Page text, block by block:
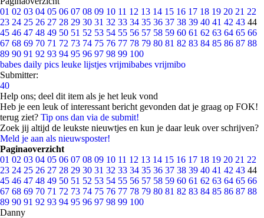
01 02 03 04 05 06 07 08 09 10 11 12 13 14 15 16 17 18 19 20 21 22
23 24 25 26 27 28 29 30 31 32 33 34 35 36 37 38 39 40 41 42 43 44
45 46 47 48 49 50 51 52 53 54 55 56 57 58 59 60 61 62 63 64 65 66
67 68 69 70 71 72 73 74 75 76 77 78 79 80 81 82 83 84 85 86 87 88
89 90 91 92 93 94 95 96 97 98 99 100
babes daily pics leuke lijstjes vrijmibabes vrijmibo
Submitter:
40
Help ons; deel dit item als je het leuk vond
Heb je een leuk of interessant bericht gevonden dat je graag op FOK!
terug ziet? Tip ons dan via de submit!
Zoek jij altijd de leukste nieuwtjes en kun je daar leuk over schrijven?
Meld je aan als nieuwsposter!
Paginaoverzicht
01 02 03 04 05 06 07 08 09 10 11 12 13 14 15 16 17 18 19 20 21 22
23 24 25 26 27 28 29 30 31 32 33 34 35 36 37 38 39 40 41 42 43 44
45 46 47 48 49 50 51 52 53 54 55 56 57 58 59 60 61 62 63 64 65 66
67 68 69 70 71 72 73 74 75 76 77 78 79 80 81 82 83 84 85 86 87 88
89 90 91 92 93 94 95 96 97 98 99 100
Danny